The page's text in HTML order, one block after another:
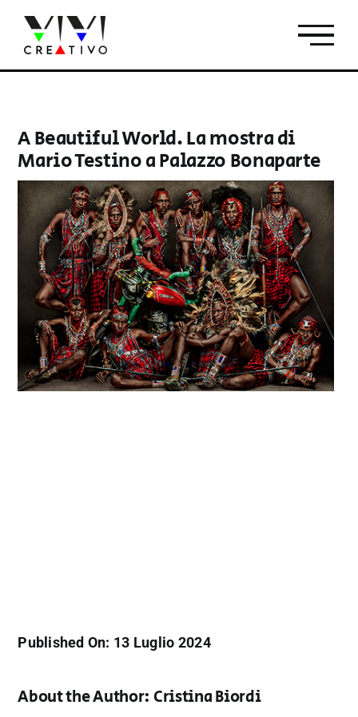
contenuto
A Beautiful World. La mostra di
Mario Testino a Palazzo Bonaparte
Published On: 13 Luglio 2024
About the Author: Cristina Biordi